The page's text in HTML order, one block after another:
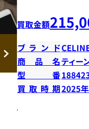
買取金額
ブランド
商品名ティー
型番
買取時期2025